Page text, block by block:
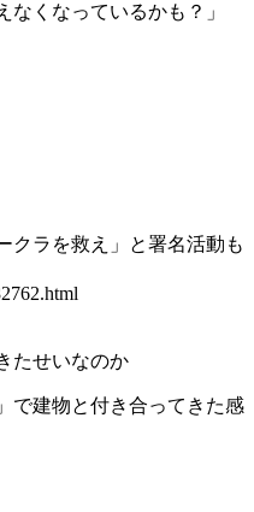
なくなっているかも？」
クラを救え」と署名活動も
たせいなのか
で建物と付き合ってきた感